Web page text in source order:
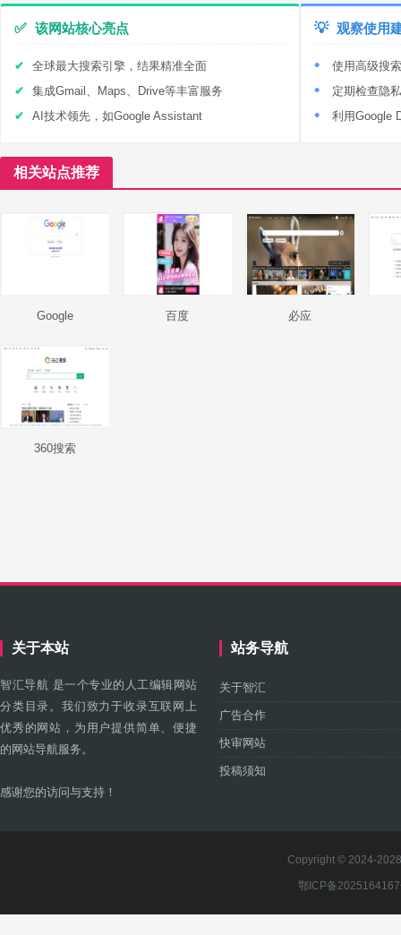
✅ 该网站核心亮点
全球最大搜索引擎，结果精准全面
集成Gmail、Maps、Drive等丰富服务
AI技术领先，如Google Assistant
💡 观察使用
使用高级搜
定期检查隐
利用Google
相关站点推荐
Google 百度 必应
360搜索
关于本站
智汇导航 是一个专业的人工编辑网站
分类目录。我们致力于收录互联网上
优秀的网站，为用户提供简单、便捷
的网站导航服务。
感谢您的访问与支持！
站务导航
关于智汇
广告合作
快审网站
投稿须知
Copyright © 2024-
鄂ICP备